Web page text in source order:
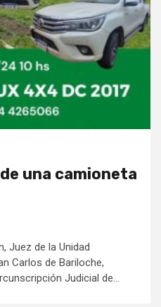
una camioneta
Juez de la Unidad
Carlos de Bariloche,
Judicial de...